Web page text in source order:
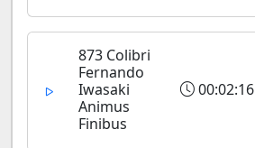
873 Colibri
Fernando
Iwasaki
Animus
Finibus
00:02:16